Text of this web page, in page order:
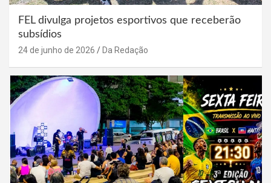
FEL divulga projetos esportivos que receberão
subsídios
24 de junho de 2026 Da Redação